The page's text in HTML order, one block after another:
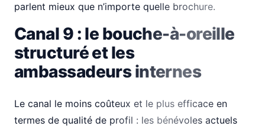
parlent mieux que n’importe quelle brochure.
Canal 9 : le bouche-à-oreille
structuré et les
ambassadeurs internes
Le canal le moins coûteux et le plus efficace en
termes de qualité de profil : les bénévoles actuels